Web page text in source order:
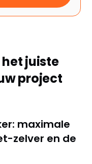
juiste
project
maximale
zelver en de